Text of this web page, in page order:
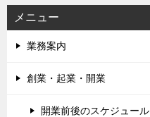
メニュー
業務案内
創業・起業・開業
開業前後のスケジュール